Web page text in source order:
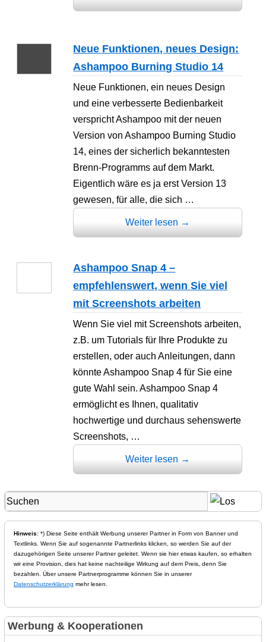
Neue Funktionen, neues Design:
Ashampoo Burning Studio 14
Neue Funktionen, ein neues Design
und eine verbesserte Bedienbarkeit
verspricht Ashampoo mit der neuen
Version von Ashampoo Burning Studio
14, eines der sicherlich bekanntesten
Brenn-Programms auf dem Markt.
Eigentlich wäre es ja erst Version 13
gewesen, für alle, die sich …
Weiter lesen →
Ashampoo Snap 4 –
empfehlenswert, wenn Sie viel
mit Screenshots arbeiten
Wenn Sie viel mit Screenshots arbeiten,
z.B. um Tutorials für Ihre Produkte zu
erstellen, oder auch Anleitungen, dann
könnte Ashampoo Snap 4 für Sie eine
gute Wahl sein. Ashampoo Snap 4
ermöglicht es Ihnen, qualitativ
hochwertige und durchaus sehenswerte
Screenshots, …
Weiter lesen →
Hinweis: *) Diese Seite enthält Werbung unserer Partner in Form von Banner und
Textlinks. Wenn Sie auf sogenannte Partnerlinks klicken, so werden Sie auf der
dazugehörigen Seite unserer Partner geleitet. Wenn sie hier etwas kaufen, so erhalten
wir eine Provision, dies hat keine nachteilige Wirkung auf dem Preis, denn Sie
bezahlen. Über unsere Partnerprogramme können Sie in unserer
Datenschutzerklärung mehr lesen.
Werbung & Kooperationen